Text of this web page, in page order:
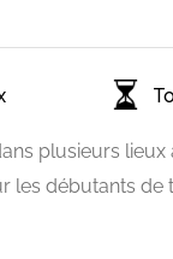
plusieurs lieux
les débutants de